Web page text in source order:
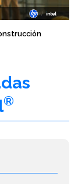
®